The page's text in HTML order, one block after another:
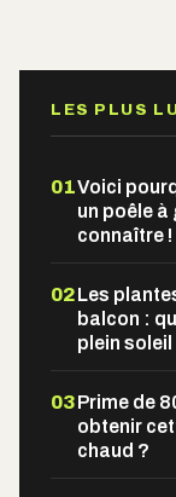
LES PLUS
01Voici
un poêle à
connaître !
02Les
balcon :
plein soleil
03Prime de
obtenir
chaud ?